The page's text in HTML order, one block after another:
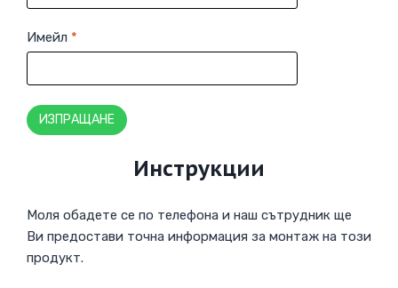
Имейл *
Инструкции
Моля обадете се по телефона и наш сътрудник ще
Ви предостави точна информация за монтаж на този
продукт.